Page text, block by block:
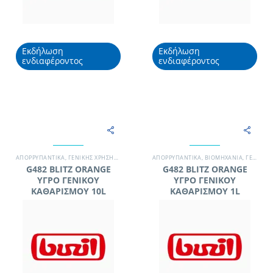
Εκδήλωση
ενδιαφέροντος
Εκδήλωση
ενδιαφέροντος
ΑΠΟΡΡΥΠΑΝΤΙΚΆ, ΓΕΝΙΚΉΣ ΧΡΉΣΗΣ / ΔΆΠΕΔΑ ΜΟΝΆΔΑ ΥΓΕΊΑΣ,ΞΕΝΟΔΟΧΕΊΟ,ΧΗΜΙΚΆ -
G482 BLITZ ORANGE
ΥΓΡΟ ΓΕΝΙΚΟΥ
ΚΑΘΑΡΙΣΜΟΥ 10L
ΑΠΟΡΡΥΠΑΝΤΙΚΆ, ΒΙΟΜΗΧΑΝΊΑ, ΓΕΝΙΚΉΣ ΧΡΉΣΗΣ / ΔΆΠΕΔΑ
G482 BLITZ ORANGE
ΥΓΡΟ ΓΕΝΙΚΟΥ
ΚΑΘΑΡΙΣΜΟΥ 1L